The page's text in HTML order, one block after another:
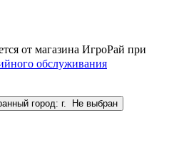
от магазина ИгроРай при
обслуживания
город: г.
Не выбран